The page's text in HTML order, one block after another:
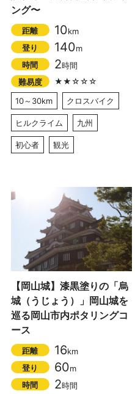
ング〜
距離 10km
登り
140m
時間
2時間
難易度
★★☆☆☆
10～30km
クロスバイク
ヒルクライム 九州
初心者 観光
【岡山城】漆黒塗りの「烏
城（うじょう）」岡山城を
巡る岡山市内ポタリングコ
ース
距離 16km
登り
60m
時間
2時間